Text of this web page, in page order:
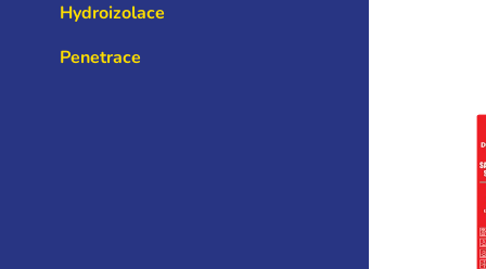
Hydroizolace
Penetrace